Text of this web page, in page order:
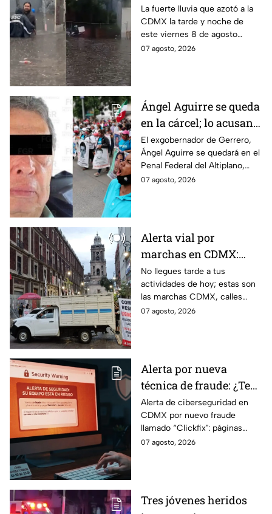
inundaciones en CDMX
HOY viernes 7 de
agosto
La fuerte lluvia que azotó a la
CDMX la tarde y noche de
este viernes 8 de agosto
provocó inundaciones y otras
07 agosto, 2026
Ángel Aguirre se queda
en la cárcel; lo acusan
de destruir
información del caso
Ayotzinapa
El exgobernador de Gerrero,
Ángel Aguirre se quedará en el
Penal Federal del Altiplano,
luego de que fue detenido ayer
07 agosto, 2026
Alerta vial por
marchas en CDMX:
Manifestantes retiran
bloqueo en Canela y Eje
3 Sur, colonia Granjas
México
No llegues tarde a tus
actividades de hoy; estas son
las marchas CDMX, calles
cerradas y bloqueos que
07 agosto, 2026
Alerta por nueva
técnica de fraude: ¿Te
piden copiar códigos
extraños en la PC?
Cuidado, podrías ser
víctima del peligroso
Alerta de ciberseguridad en
CDMX por nuevo fraude
llamado “Clickfix": páginas
falsas que engañan para
07 agosto, 2026
Tres jóvenes heridos